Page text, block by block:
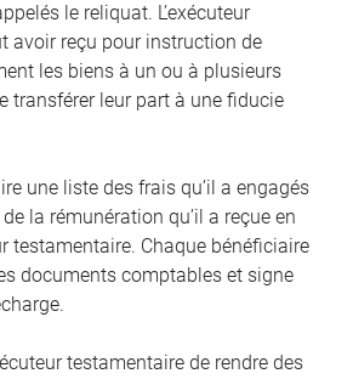
le reliquat. L’exécuteur
avoir reçu pour instruction de
les biens à un ou à plusieurs
transférer leur part à une fiducie
une liste des frais qu’il a engagés
la rémunération qu’il a reçue en
testamentaire. Chaque bénéficiaire
documents comptables et signe
testamentaire de rendre des